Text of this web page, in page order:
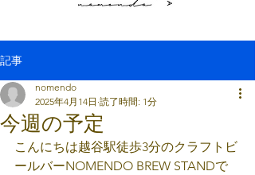
記事
今週の予定
nomendo
2025年4月14日 読了時間: 1分
こんにちは越谷駅徒歩3分のクラフトビ
ールバーNOMENDO BREW STANDで